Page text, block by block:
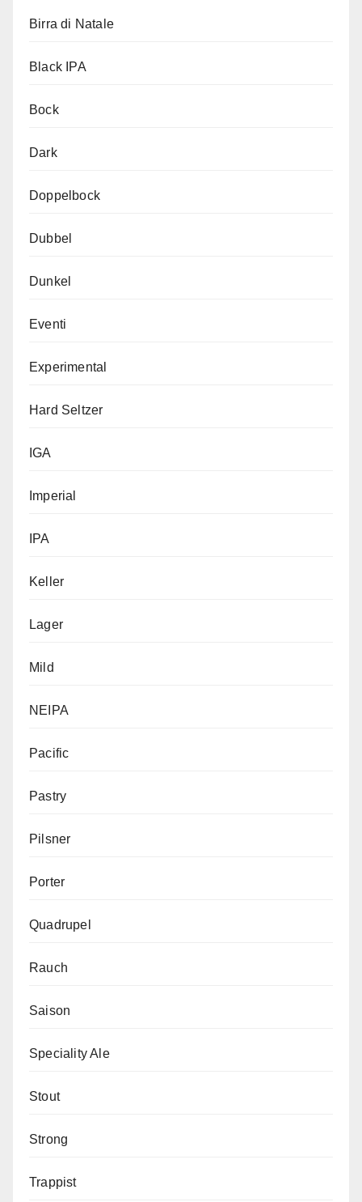
Birra di Natale
Black IPA
Bock
Dark
Doppelbock
Dubbel
Dunkel
Eventi
Experimental
Hard Seltzer
IGA
Imperial
IPA
Keller
Lager
Mild
NEIPA
Pacific
Pastry
Pilsner
Porter
Quadrupel
Rauch
Saison
Speciality Ale
Stout
Strong
Trappist